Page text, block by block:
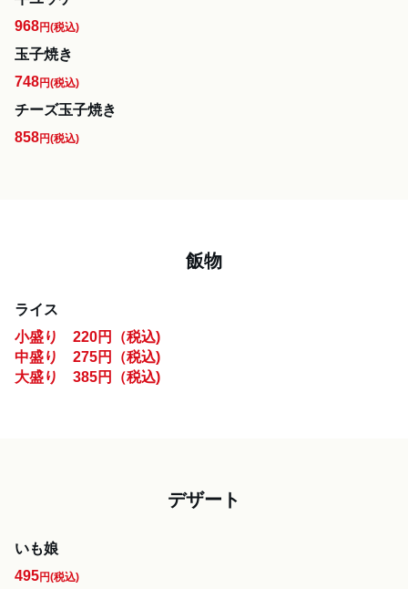
968円(税込)
玉子焼き
748円(税込)
チーズ玉子焼き
858円(税込)
飯物
ライス
小盛り　220円（税込)
中盛り　275円（税込)
大盛り　385円（税込)
デザート
いも娘
495円(税込)